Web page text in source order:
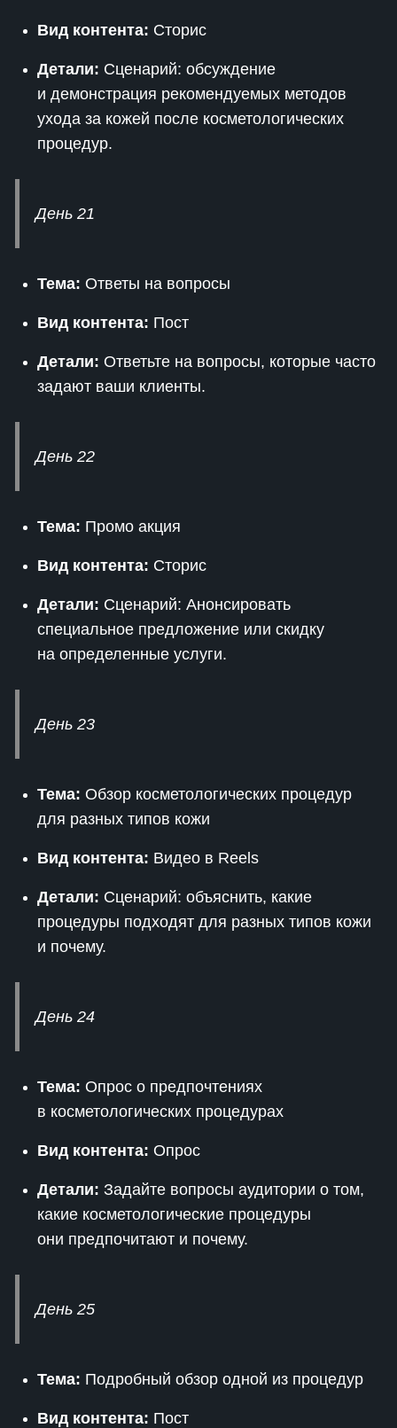
Вид контента: Сторис
Детали: Сценарий: обсуждение
и демонстрация рекомендуемых методов
ухода за кожей после косметологических
процедур.
День 21
Тема: Ответы на вопросы
Вид контента: Пост
Детали: Ответьте на вопросы, которые часто
задают ваши клиенты.
День 22
Тема: Промо акция
Вид контента: Сторис
Детали: Сценарий: Анонсировать
специальное предложение или скидку
на определенные услуги.
День 23
Тема: Обзор косметологических процедур
для разных типов кожи
Вид контента: Видео в Reels
Детали: Сценарий: объяснить, какие
процедуры подходят для разных типов кожи
и почему.
День 24
Тема: Опрос о предпочтениях
в косметологических процедурах
Вид контента: Опрос
Детали: Задайте вопросы аудитории о том,
какие косметологические процедуры
они предпочитают и почему.
День 25
Тема: Подробный обзор одной из процедур
Вид контента: Пост